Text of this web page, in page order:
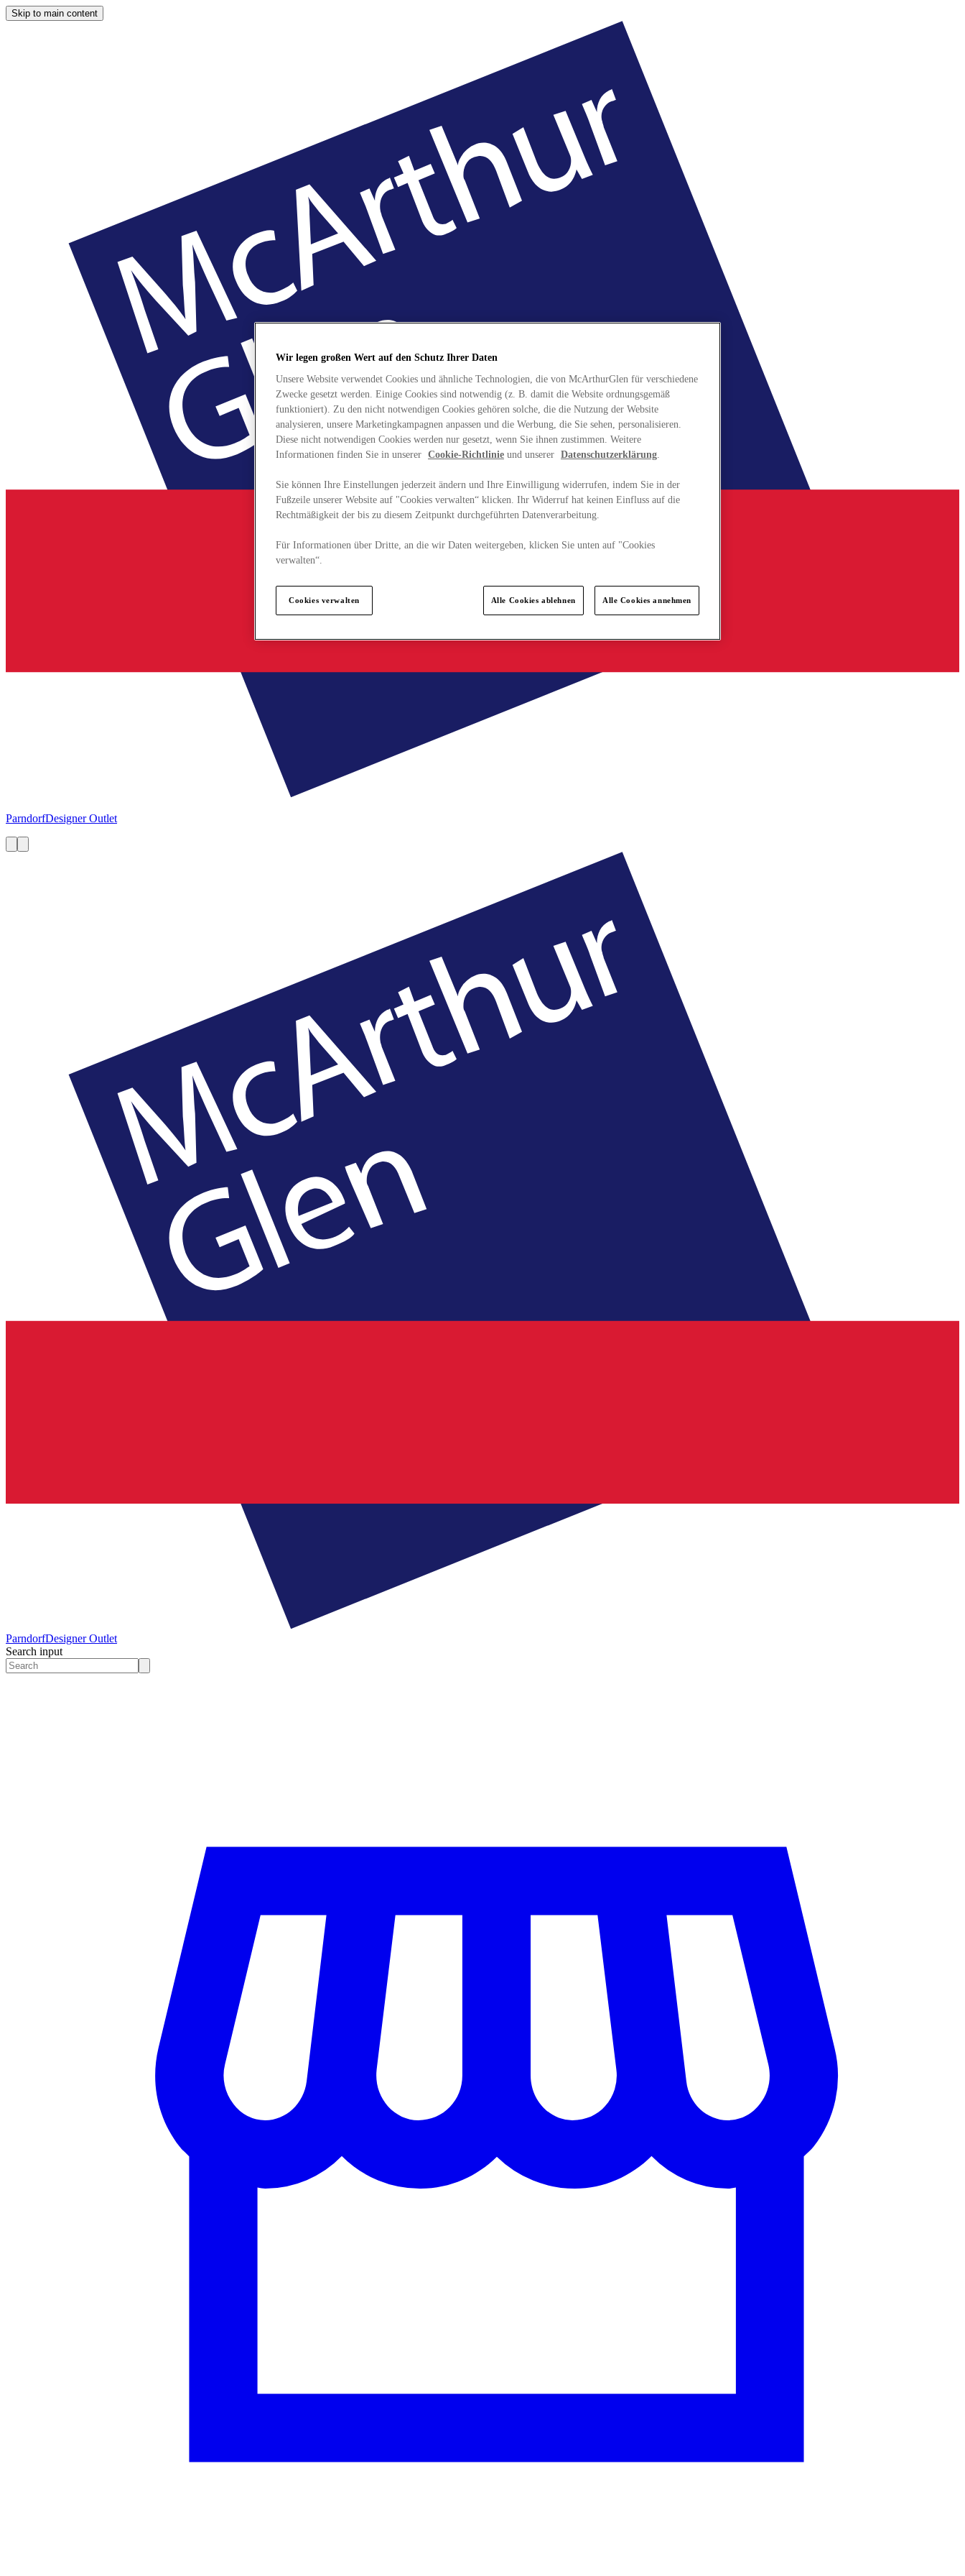
Skip to main content
ParndorfDesigner Outlet
ParndorfDesigner Outlet
Search input
Wir legen großen Wert auf den Schutz Ihrer Daten
Unsere Website verwendet Cookies und ähnliche Technologien, die von McArthurGlen für verschiedene
Zwecke gesetzt werden. Einige Cookies sind notwendig (z. B. damit die Website ordnungsgemäß
funktioniert). Zu den nicht notwendigen Cookies gehören solche, die die Nutzung der Website
analysieren, unsere Marketingkampagnen anpassen und die Werbung, die Sie sehen, personalisieren.
Diese nicht notwendigen Cookies werden nur gesetzt, wenn Sie ihnen zustimmen. Weitere
Informationen finden Sie in unserer Cookie-Richtlinie und unserer Datenschutzerklärung.
Sie können Ihre Einstellungen jederzeit ändern und Ihre Einwilligung widerrufen, indem Sie in der
Fußzeile unserer Website auf "Cookies verwalten“ klicken. Ihr Widerruf hat keinen Einfluss auf die
Rechtmäßigkeit der bis zu diesem Zeitpunkt durchgeführten Datenverarbeitung.
Für Informationen über Dritte, an die wir Daten weitergeben, klicken Sie unten auf "Cookies
verwalten“.
Cookies verwalten Alle Cookies ablehnen Alle Cookies annehmen